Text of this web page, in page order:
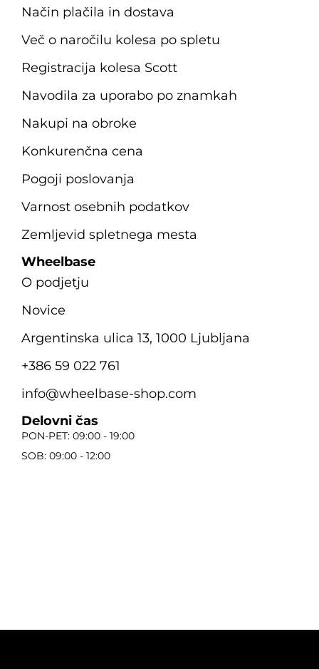
Način plačila in dostava
Več o naročilu kolesa po spletu
Registracija kolesa Scott
Navodila za uporabo po znamkah
Nakupi na obroke
Konkurenčna cena
Pogoji poslovanja
Varnost osebnih podatkov
Zemljevid spletnega mesta
Wheelbase
O podjetju
Novice
Argentinska ulica 13, 1000 Ljubljana
+386 59 022 761
info@wheelbase-shop.com
Delovni čas
PON-PET: 09:00 - 19:00
SOB: 09:00 - 12:00